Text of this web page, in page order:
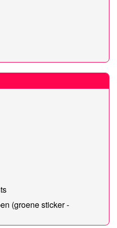
(groene sticker -